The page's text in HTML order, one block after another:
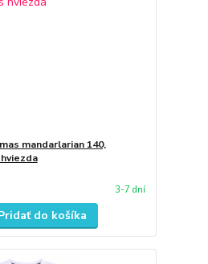
mandarlarian 140,
3-7 dní
do košíka